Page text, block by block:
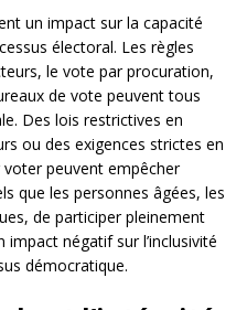
un impact sur la capacité
électoral. Les règles
le vote par procuration,
de vote peuvent tous
Des lois restrictives en
ou des exigences strictes en
voter peuvent empêcher
que les personnes âgées, les
de participer pleinement
négatif sur l’inclusivité
démocratique.